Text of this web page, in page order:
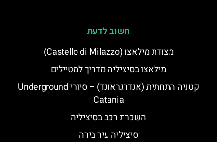
חשוב לדעת
מצודת מילאצו (Castello di Milazzo)
מילאצו בסיציליה מדריך למטיילים
קטניה התחתית (אנדרגראונד) – סיורי Underground
Catania
השכרת רכב בסיציליה
סיציליה עיר בירה